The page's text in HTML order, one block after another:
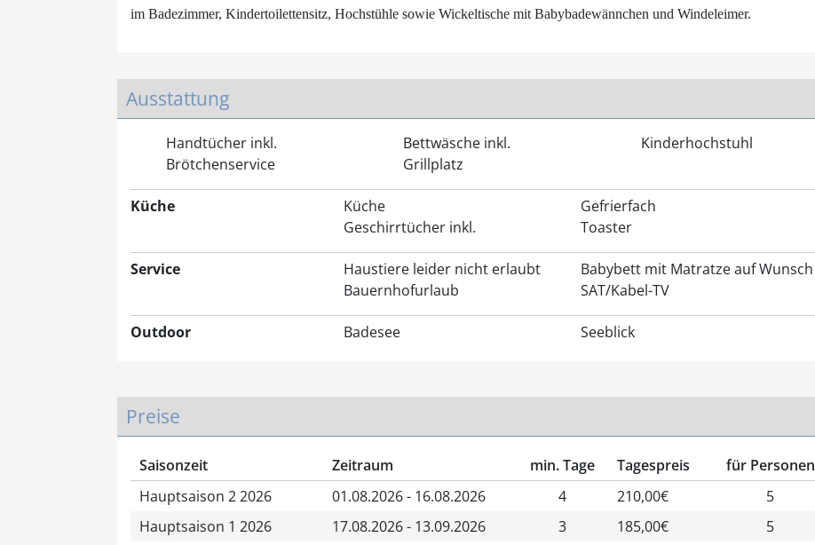
im Badezimmer, Kindertoilettensitz, Hochstühle sowie Wickeltische mit Babybadewännchen und Windeleimer.
Ausstattung
Handtücher inkl. Bettwäsche inkl.
Kinderhochstuhl
Brötchenservice
Grillplatz
Küche Küche Gefrierfach
Geschirrtücher inkl.
Toaster
Service Haustiere leider nicht erlaubt Babybett mit Matratze auf Wunsch
Bauernhofurlaub
SAT/Kabel-TV
Outdoor Badesee Seeblick
Preise
Saisonzeit Zeitraum min. Tage Tagespreis für Personen
Hauptsaison 2 2026
01.08.2026 - 16.08.2026 4 210,00€ 5
Hauptsaison 1 2026
17.08.2026 - 13.09.2026 3 185,00€ 5